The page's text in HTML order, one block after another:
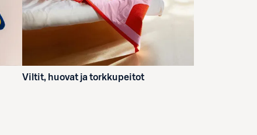
Viltit, huovat ja torkkupeitot